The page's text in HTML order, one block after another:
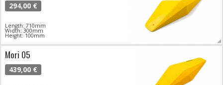
294,00 €
Length: 710mm
Width: 300mm
Height: 100mm
Mori 05
439,00 €